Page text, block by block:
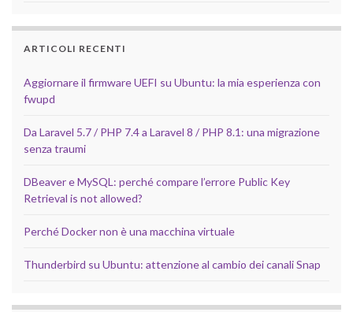
ARTICOLI RECENTI
Aggiornare il firmware UEFI su Ubuntu: la mia esperienza con
fwupd
Da Laravel 5.7 / PHP 7.4 a Laravel 8 / PHP 8.1: una migrazione
senza traumi
DBeaver e MySQL: perché compare l’errore Public Key
Retrieval is not allowed?
Perché Docker non è una macchina virtuale
Thunderbird su Ubuntu: attenzione al cambio dei canali Snap